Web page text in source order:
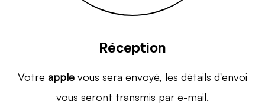
Réception
Votre apple vous sera envoyé, les détails d'envoi
vous seront transmis par e-mail.